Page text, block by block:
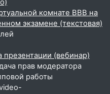
комнате BBB на
экзамене (текстовая)
презентации (вебинар)
прав модератора
работы